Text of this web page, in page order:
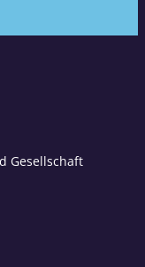
Gesellschaft